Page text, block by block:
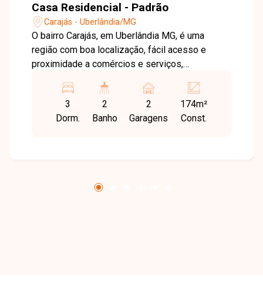
Casa Residencial - Padrão
Carajás - Uberlândia/MG
O bairro Carajás, em Uberlândia MG, é uma
região com boa localização, fácil acesso e
proximidade a comércios e serviços,
com 480 m² de terreno e aproximadamente 174
m² de área construída, composta por sala ampla
em dois ambientes, três quartos sendo uma
serviço, quintal, piso em porcelanato e garagem
3
Dorm.
2
Banho
2
Garagens
174m²
Const.